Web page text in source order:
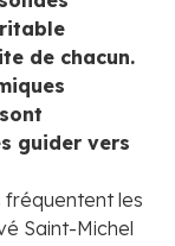
de chacun.
guider vers
fréquentent les
Saint-Michel